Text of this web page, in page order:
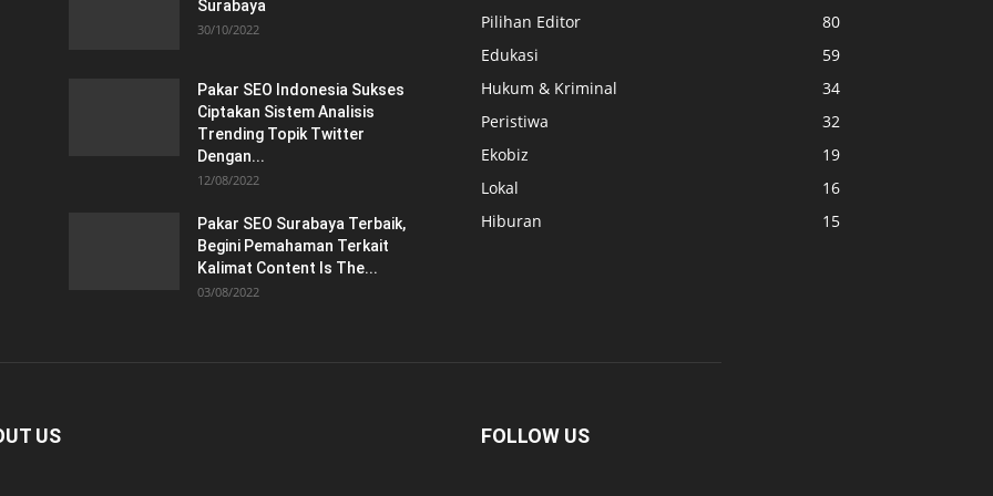
Surabaya
30/10/2022
Pakar SEO Indonesia Sukses
Ciptakan Sistem Analisis
Trending Topik Twitter
Dengan...
12/08/2022
Pakar SEO Surabaya Terbaik,
Begini Pemahaman Terkait
Kalimat Content Is The...
03/08/2022
Pilihan Editor
80
Edukasi
59
Hukum & Kriminal
34
Peristiwa
32
Ekobiz
19
Lokal
16
Hiburan
15
US FOLLOW US